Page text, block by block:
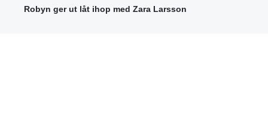
Robyn ger ut låt ihop med Zara Larsson